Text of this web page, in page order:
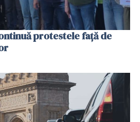
protestele faţă de